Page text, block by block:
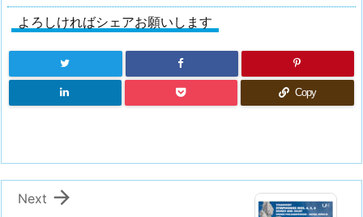
よろしければシェアお願いします
Copy

Next